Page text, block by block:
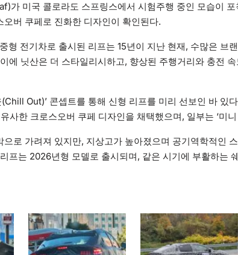
가 미국 콜로라도 스프링스에서 시험주행 중인 모습이
오버 쿠페로 진화한 디자인이 확인된다.
형 전기차로 출시된 리프는 15년이 지난 현재, 수많은 브
에 닛산은 더 스타일리시하고, 향상된 주행거리와 충전
(Chill Out)’ 콘셉트를 통해 신형 리프를 미리 선보인 바 있
사한 크로스오버 쿠페 디자인을 채택했으며, 일부는 ‘미
로 가려져 있지만, 지상고가 높아졌으며 공기역학적인
프는 2026년형 모델로 출시되며, 같은 시기에 부활하는